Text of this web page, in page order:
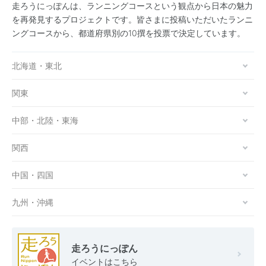
走ろうにっぽんは、ランニングコースという観点から日本の魅力
を再発見するプロジェクトです。皆さまに投稿いただいたランニ
ングコースから、都道府県別の10撰を投票で決定しています。
北海道・東北
関東
中部・北陸・東海
関西
中国・四国
九州・沖縄
走ろうにっぽん
イベントはこちら